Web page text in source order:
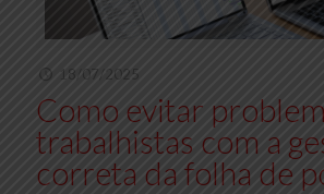
18/07/2025
Como evitar
trabalhistas com a
correta da folha de